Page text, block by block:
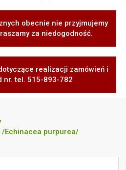
obecnie nie przyjmujemy
za niedogodność.
realizacji zamówień i
nr. tel. 515-893-782
Echinacea purpurea/